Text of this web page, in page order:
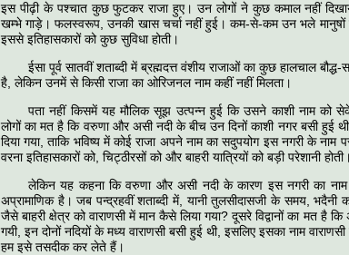
इस पीढ़ी के पश्चात कुछ फुटकर राजा हुए। उन लोगों ने कुछ कमाल नहीं
खम्भे गाड़े। फलस्वरूप, उनकी खास चर्चा नहीं हुई। कम-से-कम उन भले मानुषों
इससे इतिहासकारों को कुछ सुविधा होती।
ईसा पूर्व सातवीं शताब्दी में ब्रह्मदत्त वंशीय राजाओं का कुछ हालचाल
है, लेकिन उनमें से किसी राजा का ओरिजनल नाम कहीं नहीं मिलता।
पता नहीं किसमें यह मौलिक सूझ उत्पन्न हुई कि उसने काशी नाम को
लोगों का मत है कि वरुणा और असी नदी के बीच उन दिनों काशी नगर बसी हुई
दिया गया, ताकि भविष्य में कोई राजा अपने नाम का सदुपयोग इस नगरी के
वरना इतिहासकारों को, चिट्ठीरसों को और बाहरी यात्रियों को बड़ी परेशानी होती।
लेकिन यह कहना कि वरुणा और असी नदी के कारण इस नगरी का नाम
अप्रामाणिक है। जब पन्द्रहवीं शताब्दी में, यानी तुलसीदासजी के समय, भदैनी
जैसे बाहरी क्षेत्र को वाराणसी में मान कैसे लिया गया? दूसरे विद्वानों का मत है
गयी, इन दोनों नदियों के मध्य वाराणसी बसी हुई थी, इसलिए इसका नाम
हम इसे तसदीक कर लेते हैं।